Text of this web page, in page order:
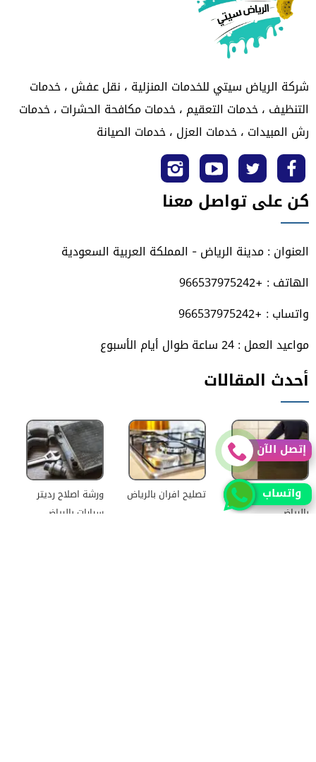
شركة الرياض سيتي للخدمات المنزلية ، نقل عفش ، خدمات
التنظيف ، خدمات التعقيم ، خدمات مكافحة الحشرات ، خدمات
رش المبيدات ، خدمات العزل ، خدمات الصيانة
تابعنا
على
فيسبوك
تابعنا
على
تويتر
تابعنا
على
يوتيوب
تابعنا
على
انستجرام
كن على تواصل معنا
العنوان : مدينة الرياض - المملكة العربية السعودية
الهاتف : +966537975242
واتساب : +966537975242
مواعيد العمل : 24 ساعة طوال أيام الأسبوع
أحدث المقالات
شركة تركيب سيراميك
بالرياض
تصليح افران بالرياض
ورشة اصلاح رديتر
سيارات بالرياض
إتصل الآن
واتساب